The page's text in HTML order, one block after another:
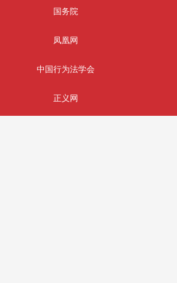
国务院
凤凰网
中国行为法学会
正义网